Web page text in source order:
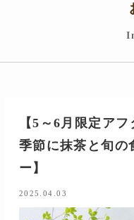
【5～6月限定ア
季節に抹茶と旬の
ー】
2025.04.03